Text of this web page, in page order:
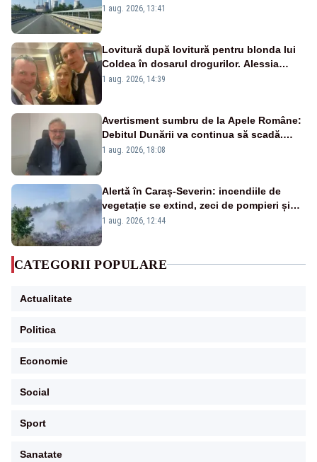
de la Rovinari
1 aug. 2026, 13:41
Lovitură după lovitură pentru blonda lui
Coldea în dosarul drogurilor. Alessia
Păcuraru explică decizia magistraților
1 aug. 2026, 14:39
Avertisment sumbru de la Apele Române:
Debitul Dunării va continua să scadă.
Cernavodă s-ar putea închide în 4 zile
1 aug. 2026, 18:08
Alertă în Caraș-Severin: incendiile de
vegetație se extind, zeci de pompieri și
silvicultori se luptă cu flăcările - VIDEO
1 aug. 2026, 12:44
CATEGORII POPULARE
Actualitate
Politica
Economie
Social
Sport
Sanatate